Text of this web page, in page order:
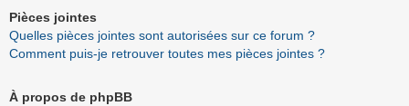
Pièces jointes
Quelles pièces jointes sont autorisées sur ce forum ?
Comment puis-je retrouver toutes mes pièces jointes ?
À propos de phpBB